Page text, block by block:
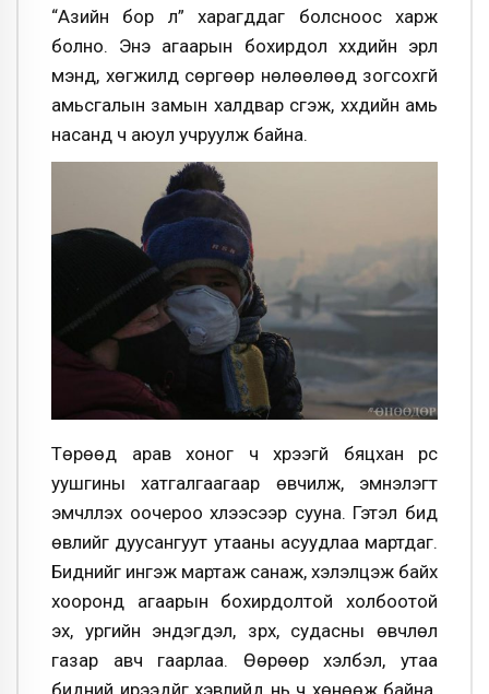
“Азийн бор үүл” харагддаг болсноос харж
болно. Энэ агаарын бохирдол хүүхдийн эрүүл
мэнд, хөгжилд сөргөөр нөлөөлөөд зогсохгүй
амьсгалын замын халдвар үүсгэж, хүүхдийн амь
насанд ч аюул учруулж байна.
Төрөөд арав хоног ч хүрээгүй бяцхан үрс
уушгины хатгалгаагаар өвчилж, эмнэлэгт
эмчлүүлэх оочероо хүлээсээр сууна. Гэтэл бид
өвлийг дуусангуут утааны асуудлаа мартдаг.
Биднийг ингэж мартаж санаж, хэлэлцэж байх
хооронд агаарын бохирдолтой холбоотой
эх, ургийн эндэгдэл, зүрх, судасны өвчлөл
газар авч гаарлаа. Өөрөөр хэлбэл, утаа